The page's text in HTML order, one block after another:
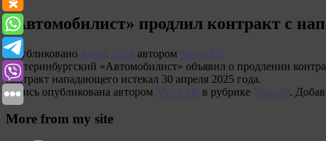
«Автомобилист» продлил контракт с
Опубликовано 4 мая, 2024 автором Матч ТВ
Екатеринбургский «Автомобилист» объявил о продлении
контракт нападающего истекал 30 апреля 2025 года.
Запись опубликована автором Матч ТВ в рубрике Хоккей.
More from my site